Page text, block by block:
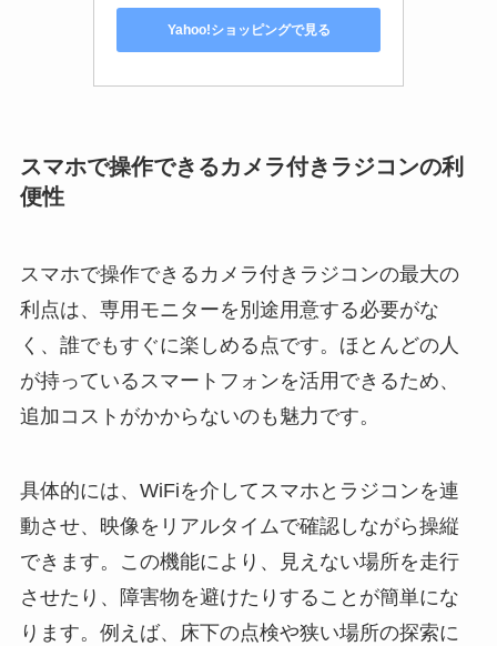
Yahoo!ショッピングで見る
スマホで操作できるカメラ付きラジコンの利
便性
スマホで操作できるカメラ付きラジコンの最大の
利点は、専用モニターを別途用意する必要がな
く、誰でもすぐに楽しめる点です。ほとんどの人
が持っているスマートフォンを活用できるため、
追加コストがかからないのも魅力です。
具体的には、WiFiを介してスマホとラジコンを連
動させ、映像をリアルタイムで確認しながら操縦
できます。この機能により、見えない場所を走行
させたり、障害物を避けたりすることが簡単にな
ります。例えば、床下の点検や狭い場所の探索に